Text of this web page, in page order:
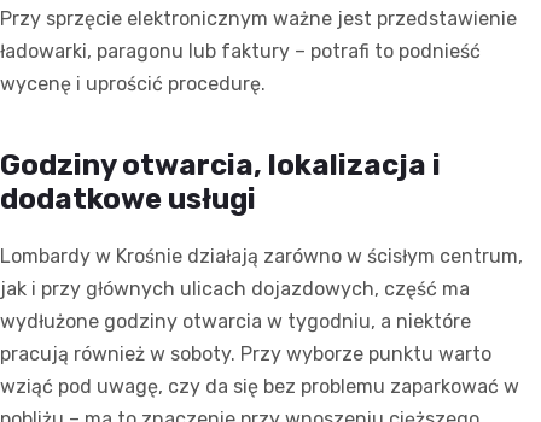
Przy sprzęcie elektronicznym ważne jest przedstawienie
ładowarki, paragonu lub faktury – potrafi to podnieść
wycenę i uprościć procedurę.
Godziny otwarcia, lokalizacja i
dodatkowe usługi
Lombardy w Krośnie działają zarówno w ścisłym centrum,
jak i przy głównych ulicach dojazdowych, część ma
wydłużone godziny otwarcia w tygodniu, a niektóre
pracują również w soboty. Przy wyborze punktu warto
wziąć pod uwagę, czy da się bez problemu zaparkować w